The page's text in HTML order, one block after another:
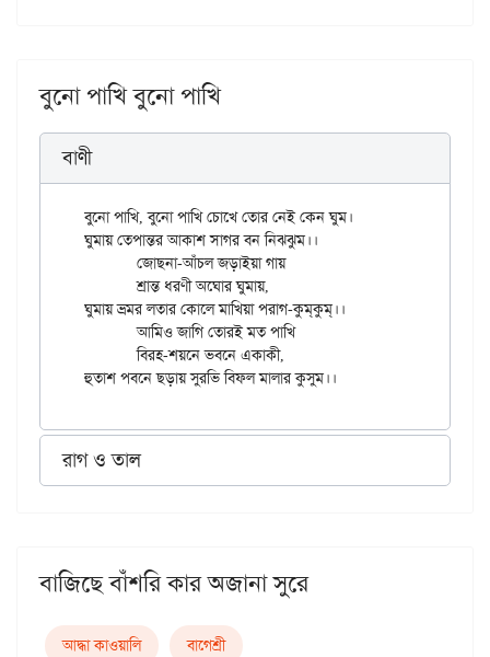
বুনো পাখি বুনো পাখি
বাণী
বুনো পাখি, বুনো পাখি চোখে তোর নেই কেন ঘুম।
ঘুমায় তেপান্তর আকাশ সাগর বন নিঝ্ঝুম।।
	শ্রান্ত ধরণী অঘোর ঘুমায়,
ঘুমায় ভ্রমর লতার কোলে মাখিয়া পরাগ-কুম্‌কুম্‌।।
	আমিও জাগি তোরই মত পাখি
	বিরহ-শয়নে ভবনে একাকী,
রাগ ও তাল
বাজিছে বাঁশরি কার অজানা সুরে
আদ্ধা কাওয়ালি বাগেশ্রী